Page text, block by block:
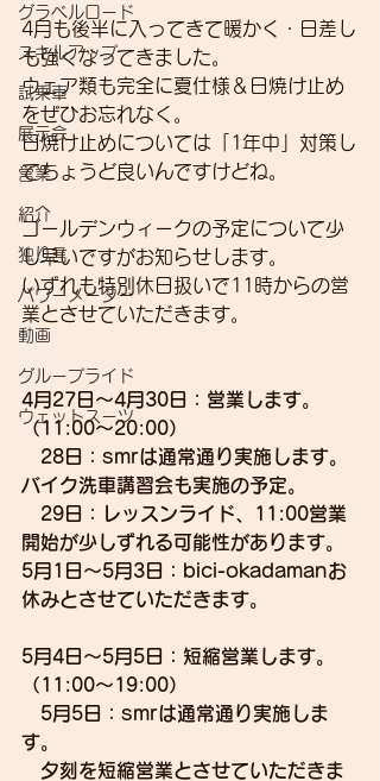
グラベルロード
スキルアップ
試乗車
展示会
営業
紹介
独り言
パワーメーター
動画
グループライド
ウェットスーツ
4月も後半に入ってきて暖かく・日差し
も強くなってきました。
ウェア類も完全に夏仕様＆日焼け止め
をぜひお忘れなく。
日焼け止めについては「1年中」対策し
てちょうど良いんですけどね。
ゴールデンウィークの予定について少
し早いですがお知らせします。
いずれも特別休日扱いで11時からの営
業とさせていただきます。
4月27日～4月30日：営業します。
（11:00～20:00）
28日：smrは通常通り実施します。
バイク洗車講習会も実施の予定。
29日：レッスンライド、11:00営業
開始が少しずれる可能性があります。
5月1日～5月3日：bici-okadamanお
休みとさせていただきます。
5月4日～5月5日：短縮営業します。
（11:00～19:00）
5月5日：smrは通常通り実施しま
す。
夕刻を短縮営業とさせていただきま